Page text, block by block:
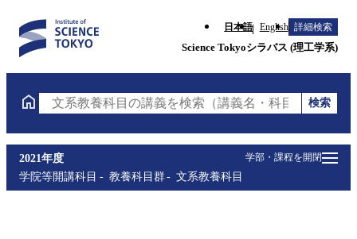
日本語 English 詳細検索
Science Tokyoシラバス (理工学系)
文系教養科目の講義を検索（講義名・科目コード・担
検索
学部・課程を開閉
2021年度
学院等開講科目
教養科目群 文系教養科目